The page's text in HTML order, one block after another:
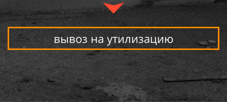
вывоз на утилизацию